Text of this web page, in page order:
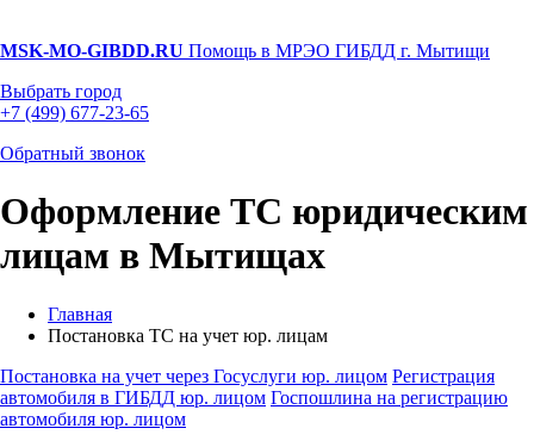
MSK-MO-GIBDD.RU Помощь в МРЭО ГИБДД г. Мытищи
Выбрать город
+7 (499) 677-23-65
Обратный звонок
Оформление ТС юридическим
лицам в Мытищах
Главная
Постановка ТС на учет юр. лицам
Постановка на учет через Госуслуги юр. лицом Регистрация
автомобиля в ГИБДД юр. лицом Госпошлина на регистрацию
автомобиля юр. лицом